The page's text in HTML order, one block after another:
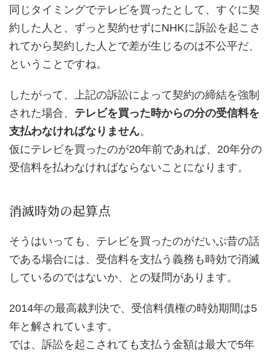
同じタイミングでテレビを買ったとして、すぐに契
約した人と、ずっと契約せずにNHKに訴訟を起こさ
れてから契約した人とで差が生じるのは不公平だ、
ということですね。
したがって、上記の訴訟によって契約の締結を強制
された場合、 テレビを買った時からの分の受信料を
支払わなければなりません。
仮にテレビを買ったのが20年前であれば、20年分の
受信料を払わなければならないことになります。
消滅時効の起算点
そうはいっても、テレビを買ったのがだいぶ昔の話
である場合には、受信料を支払う義務も時効で消滅
しているのではないか、との疑問があります。
2014年の最高裁判決で、受信料債権の時効期間は5
年と解されています。
では、訴訟を起こされても支払う金額は最大で5年